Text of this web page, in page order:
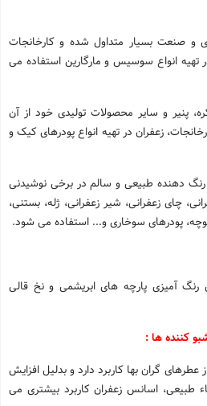
و صنعت بسیار متداول شده و کارخانجات
تهیه انواع سوسیس و مارگارین استفاده می
پنیر و سایر محصولات تولیدی خود از آن
زعفران در تهیه انواع پودرهای کیک و
رنگ دهنده طبیعی و سالم در برخی نوشیدنی
چای زعفرانی، شیر زعفرانی، ژله، بستنی،
پودرهای سوخاری و... استفاده می شود.
آمیزی پارچه های ابریشمی و نخ قالی
کننده ها :
گران بها کاربرد دارد و بدلیل افزایش
طبیعی، اسانس زعفران کاربرد بیشتری می